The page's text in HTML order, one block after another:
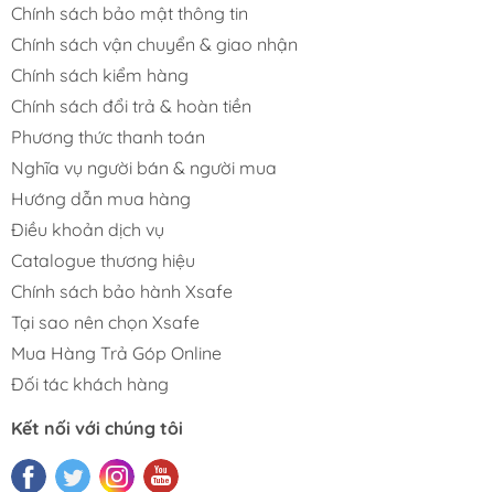
Chính sách bảo mật thông tin
Chính sách vận chuyển & giao nhận
Chính sách kiểm hàng
Chính sách đổi trả & hoàn tiền
Phương thức thanh toán
Nghĩa vụ người bán & người mua
Hướng dẫn mua hàng
Điều khoản dịch vụ
Catalogue thương hiệu
Chính sách bảo hành Xsafe
Tại sao nên chọn Xsafe
Mua Hàng Trả Góp Online
Đối tác khách hàng
Kết nối với chúng tôi